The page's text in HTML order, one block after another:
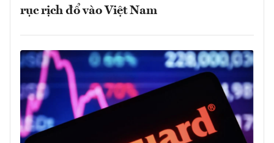
rục rịch đổ vào Việt Nam